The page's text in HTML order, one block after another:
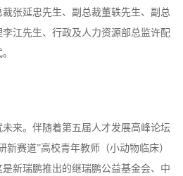
张延忠先生、副总裁董轶先生、副总
江先生、行政及人力资源部总监许配
来。伴随着第五届人才发展高峰论坛
新赛道”高校青年教师（小动物临床）
新瑞鹏推出的继瑞鹏公益基金会、中